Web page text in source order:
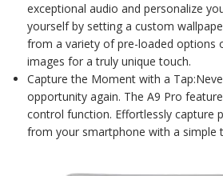
exceptional audio and personalize
yourself by setting a custom
from a variety of pre-loaded options
images for a truly unique touch.
Capture the Moment with a
opportunity again. The A9 Pro
control function. Effortlessly capture
from your smartphone with a simple